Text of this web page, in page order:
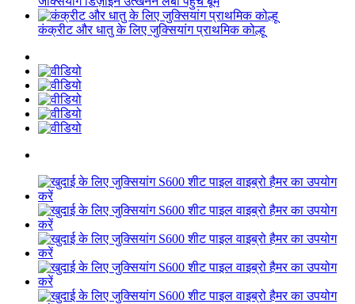
कंक्रीट और धातु के लिए जुक्सियांग प्राथमिक कोल्हू